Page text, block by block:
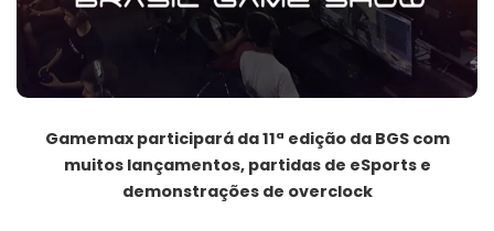
Gamemax participará da 11ª edição da BGS com
muitos lançamentos, partidas de eSports e
demonstrações de overclock